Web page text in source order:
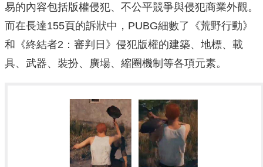
易的內容包括版權侵犯、不公平競爭與侵犯商業外觀。
而在長達155頁的訴狀中，PUBG細數了《荒野行動》
和《終結者2：審判日》侵犯版權的建築、地標、載
具、武器、裝扮、廣場、縮圈機制等各項元素。